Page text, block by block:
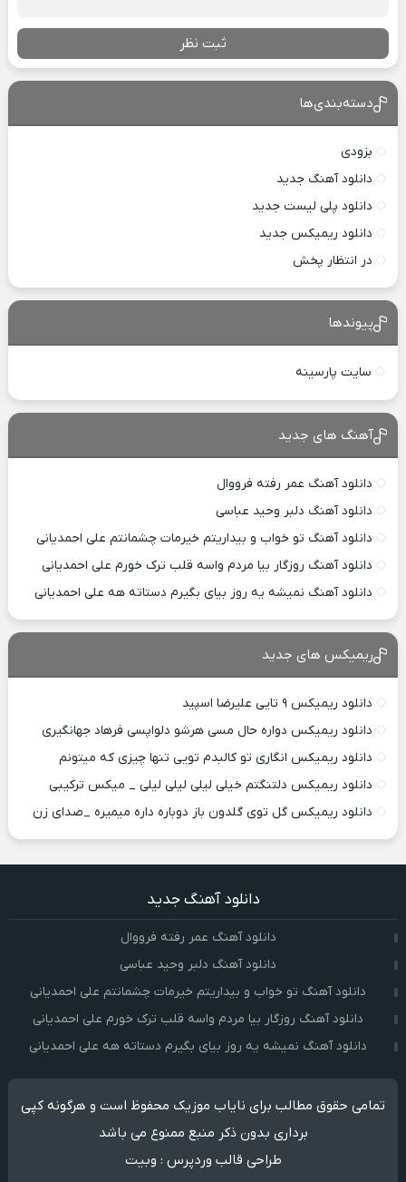
ثبت نظر
دسته‌بندی‌ها
بزودی
دانلود آهنگ جدید
دانلود پلی لیست جدید
دانلود ریمیکس جدید
در انتظار پخش
پیوندها
سایت پارسینه
آهنگ های جدید
دانلود آهنگ عمر رفته فرووال
دانلود آهنگ دلبر وحید عباسی
دانلود آهنگ تو خواب و بیداریتم خیرمات چشمانتم علی احمدیانی
دانلود آهنگ روزگار بیا مردم واسه قلب ترک خورم علی احمدیانی
دانلود آهنگ نمیشه یه روز بیای بگیرم دستاته هه علی احمدیانی
ریمیکس های جدید
دانلود ریمیکس ۹ تایی علیرضا اسپید
دانلود ریمیکس دواره حال مسی هرشو دلواپسی فرهاد جهانگیری
دانلود ریمیکس انگاری تو کالبدم تویی تنها چیزی که میتونم
دانلود ریمیکس دلتنگتم خیلی لیلی لیلی لیلی _ میکس ترکیبی
دانلود ریمیکس گل توی گلدون باز دوباره داره میمیره _صدای زن
دانلود آهنگ جدید
دانلود آهنگ عمر رفته فرووال
دانلود آهنگ دلبر وحید عباسی
دانلود آهنگ تو خواب و بیداریتم خیرمات چشمانتم علی احمدیانی
دانلود آهنگ روزگار بیا مردم واسه قلب ترک خورم علی احمدیانی
دانلود آهنگ نمیشه یه روز بیای بگیرم دستاته هه علی احمدیانی
تمامی حقوق مطالب برای نایاب موزیک محفوظ است و هرگونه کپی
برداری بدون ذکر منبع ممنوع می باشد
طراحی قالب وردپرس : وبیت